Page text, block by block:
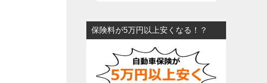
保険料が5万円以上安くなる！？